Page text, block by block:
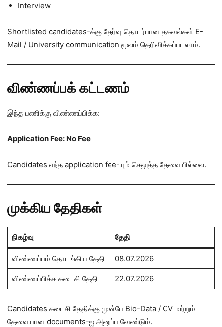
Interview
Shortlisted candidates-க்கு தேர்வு தொடர்பான தகவல்கள் E-
Mail / University communication மூலம் தெரிவிக்கப்படலாம்.
விண்ணப்பக் கட்டணம்
இந்த பணிக்கு விண்ணப்பிக்க:
Application Fee: No Fee
Candidates எந்த application fee-யும் செலுத்த தேவையில்லை.
முக்கிய தேதிகள்
நிகழ்வு தேதி
விண்ணப்பம் தொடங்கிய தேதி 08.07.2026
விண்ணப்பிக்க கடைசி தேதி 22.07.2026
Candidates கடைசி தேதிக்கு முன்பே Bio-Data / CV மற்றும்
தேவையான documents-ஐ அனுப்ப வேண்டும்.